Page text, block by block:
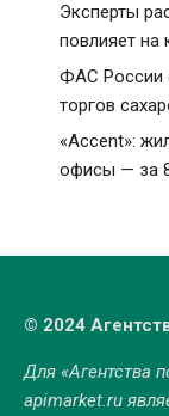
Эксперты
повлияет на
ФАС России
торгов
«Accent»:
офисы — за
© 2024
Для «Агентства
apimarket.ru